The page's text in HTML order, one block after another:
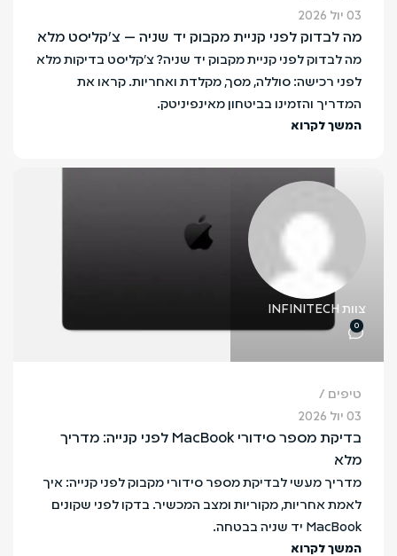
03 יול 2026
מה לבדוק לפני קניית מקבוק יד שניה — צ'קליסט מלא
מה לבדוק לפני קניית מקבוק יד שניה? צ'קליסט בדיקות מלא
לפני רכישה: סוללה, מסך, מקלדת ואחריות. קראו את
המדריך והזמינו בביטחון מאינפיניטק.
המשך לקרוא
צוות INFINITECH
0
טיפים
03 יול 2026
בדיקת מספר סידורי MacBook לפני קנייה: מדריך
מלא
מדריך מעשי לבדיקת מספר סידורי מקבוק לפני קנייה: איך
לאמת אחריות, מקוריות ומצב המכשיר. בדקו לפני שקונים
MacBook יד שניה בבטחה.
המשך לקרוא